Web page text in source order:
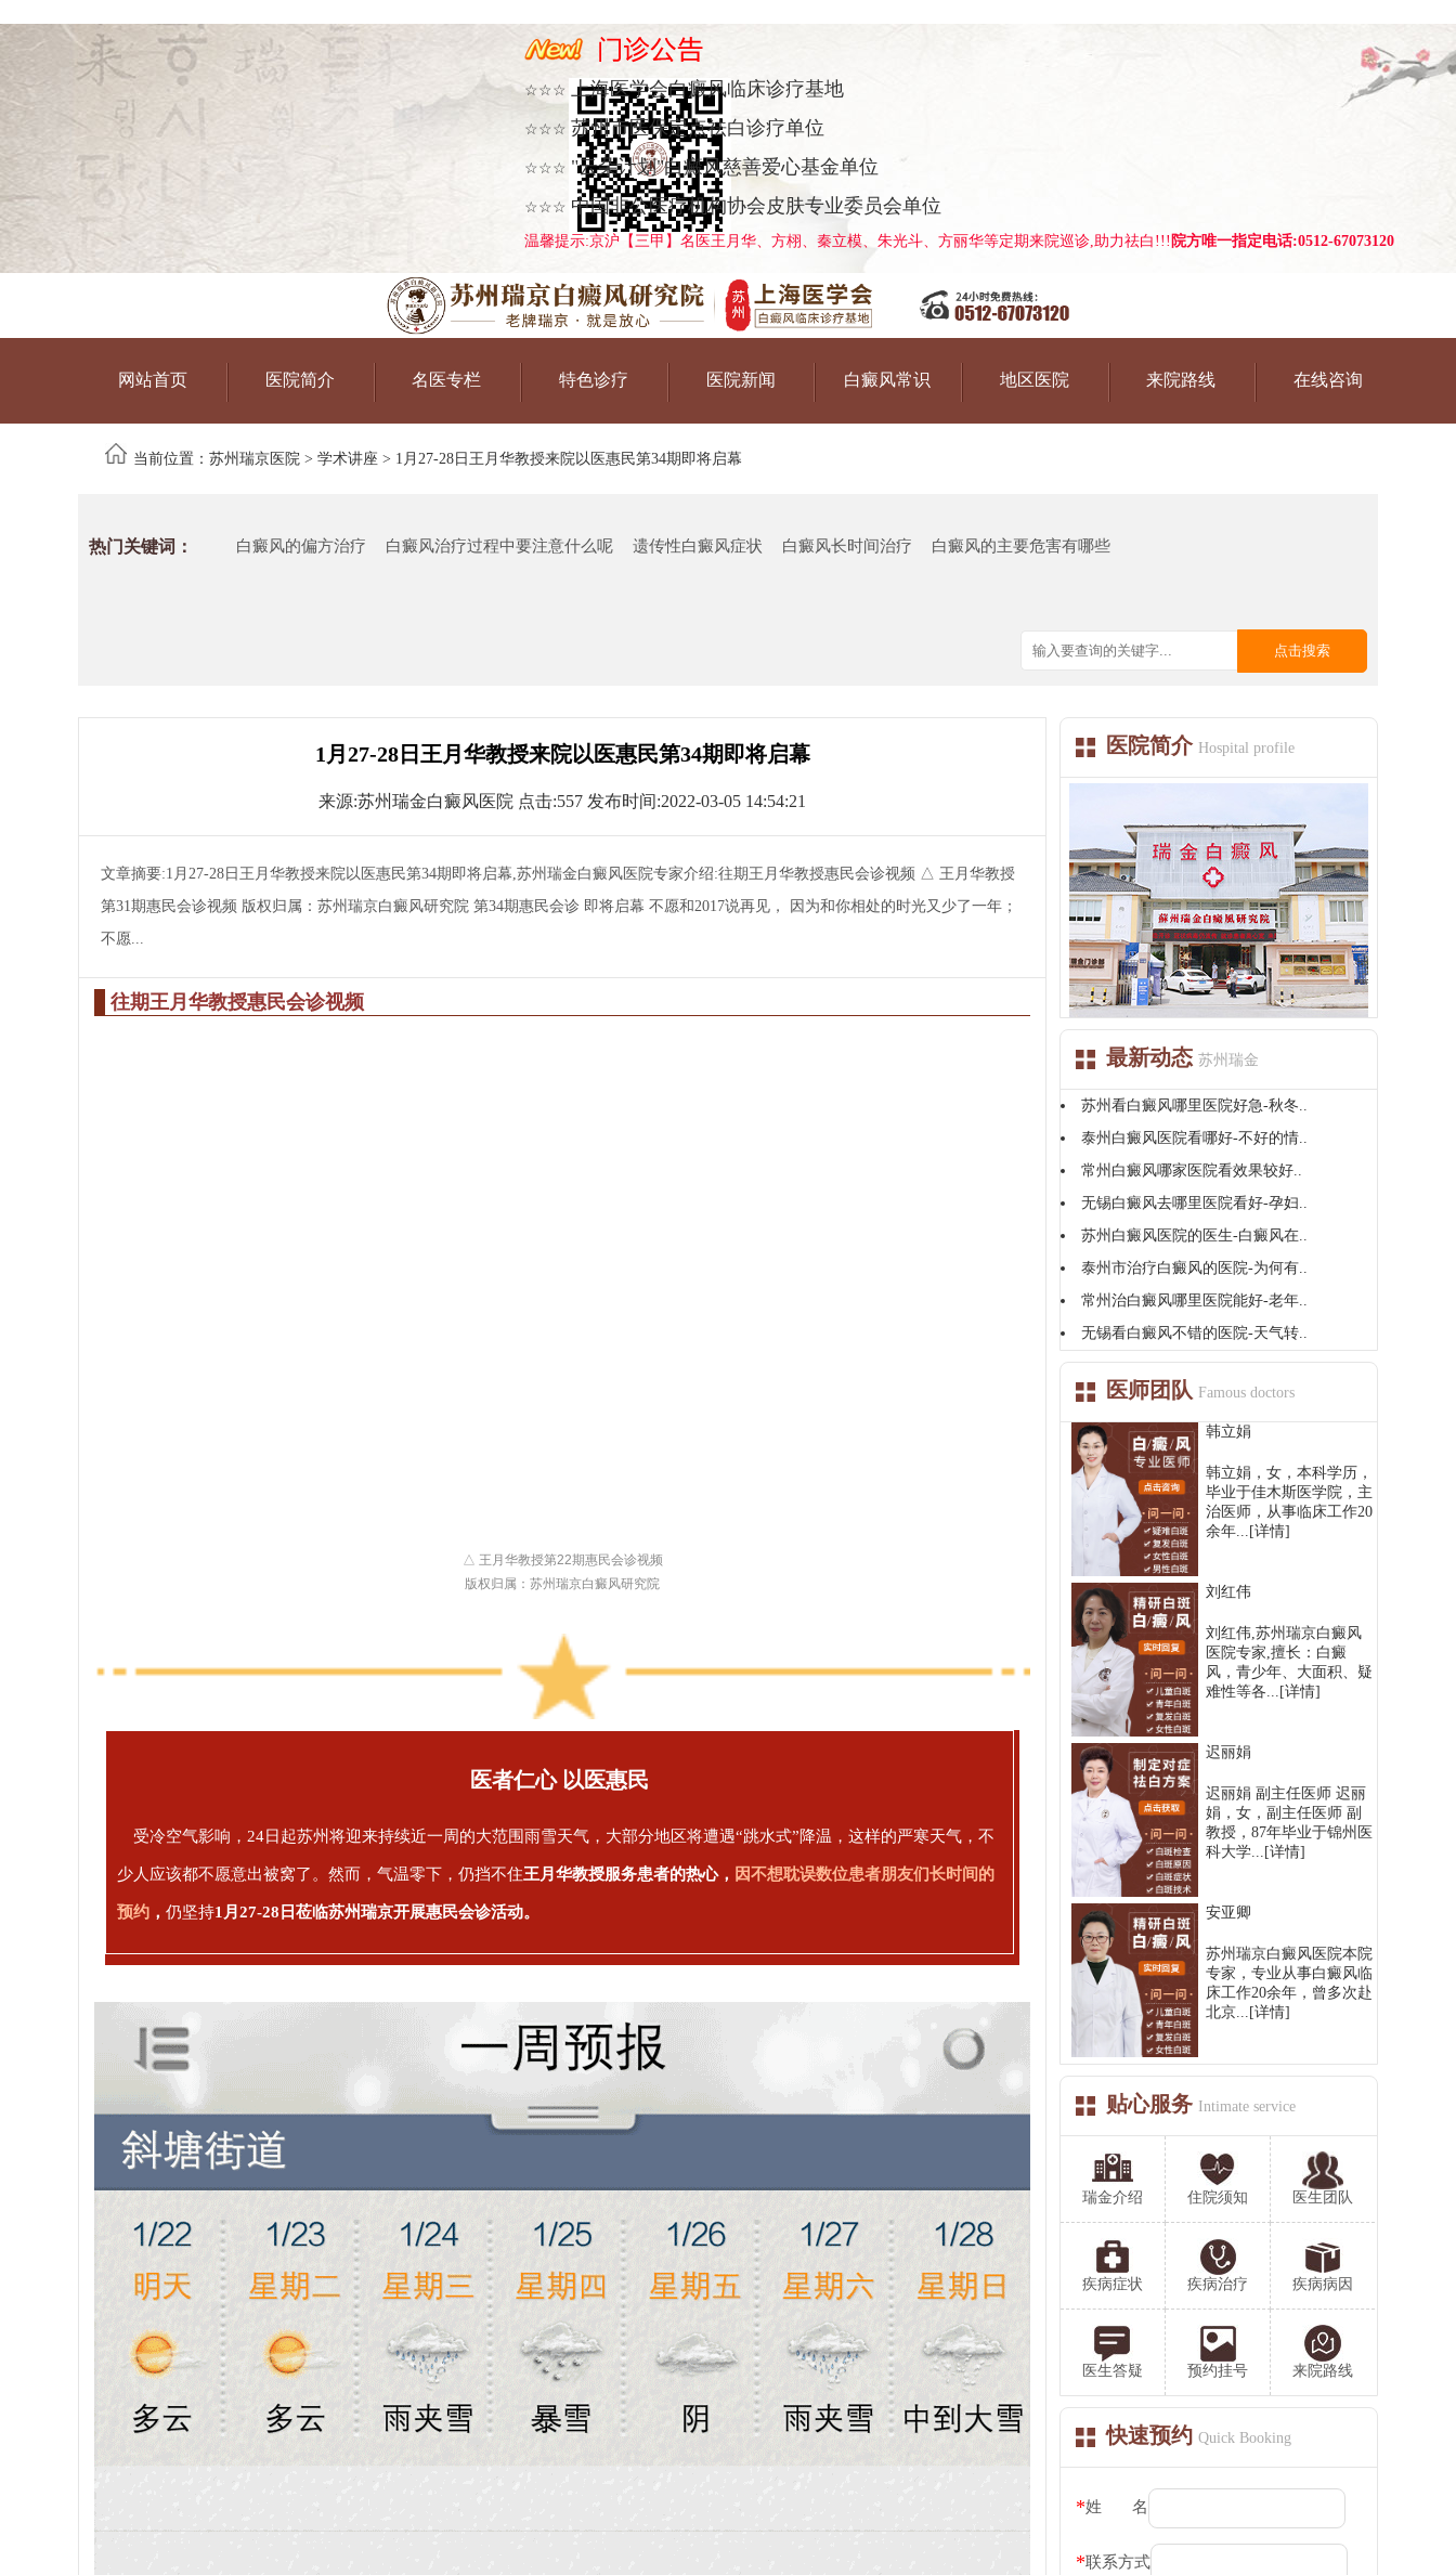
☆☆☆ 上海医学会白癜风临床诊疗基地
☆☆☆ 苏州市医保定点祛白诊疗单位
☆☆☆ "云朵计划"白癜风慈善爱心基金单位
☆☆☆ 中国非公医疗机构协会皮肤专业委员会单位
温馨提示:京沪【三甲】名医王月华、方栩、秦立模、朱光斗、方丽华等定期来院巡诊,助力祛白!!! 院方唯一指定电话:0512-67073120
网站首页 医院简介 名医专栏 特色诊疗 医院新闻 白癜风常识 地区医院 来院路线 在线咨询
当前位置： 苏州瑞京医院 > 学术讲座 > 1月27-28日王月华教授来院以医惠民第34期即将启幕
热门关键词： 白癜风的偏方治疗 白癜风治疗过程中要注意什么呢 遗传性白癜风症状 白癜风长时间治疗 白癜风的主要危害有哪些
1月27-28日王月华教授来院以医惠民第34期即将启幕
来源:苏州瑞金白癜风医院 点击:557 发布时间:2022-03-05 14:54:21
文章摘要:1月27-28日王月华教授来院以医惠民第34期即将启幕,苏州瑞金白癜风医院专家介绍:往期王月华教授惠民会诊视频 △ 王月华教授
第31期惠民会诊视频 版权归属：苏州瑞京白癜风研究院 第34期惠民会诊 即将启幕 不愿和2017说再见， 因为和你相处的时光又少了一年；
不愿...
往期王月华教授惠民会诊视频
△ 王月华教授第22期惠民会诊视频
版权归属：苏州瑞京白癜风研究院
医者仁心 以医惠民
受冷空气影响，24日起苏州将迎来持续近一周的大范围雨雪天气，大部分地区将遭遇“跳水式”降温，这样的严寒天气，不
少人应该都不愿意出被窝了。然而，气温零下，仍挡不住王月华教授服务患者的热心， 因不想耽误数位患者朋友们长时间的
预约 ， 仍坚持1月27-28日莅临苏州瑞京开展惠民会诊活动。
医院简介 Hospital profile
最新动态 苏州瑞金
苏州看白癜风哪里医院好急-秋冬..
泰州白癜风医院看哪好-不好的情..
常州白癜风哪家医院看效果较好..
无锡白癜风去哪里医院看好-孕妇..
苏州白癜风医院的医生-白癜风在..
泰州市治疗白癜风的医院-为何有..
常州治白癜风哪里医院能好-老年..
无锡看白癜风不错的医院-天气转..
医师团队 Famous doctors
韩立娟
韩立娟，女，本科学历，
毕业于佳木斯医学院，主
治医师，从事临床工作20
余年... [详情]
刘红伟
刘红伟,苏州瑞京白癜风
医院专家,擅长：白癜
风，青少年、大面积、疑
难性等各... [详情]
迟丽娟
迟丽娟 副主任医师 迟丽
娟，女，副主任医师 副
教授，87年毕业于锦州医
科大学... [详情]
安亚卿
苏州瑞京白癜风医院本院
专家，专业从事白癜风临
床工作20余年，曾多次赴
北京... [详情]
贴心服务 Intimate service
瑞金介绍 住院须知 医生团队
疾病症状 疾病治疗 疾病病因
医生答疑 预约挂号 来院路线
快速预约 Quick Booking
*姓 名
*联系方式